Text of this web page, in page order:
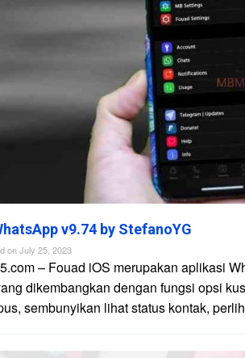
v9.74 by StefanoYG
onJuly 25, 2023
– Fouad iOS merupakan aplikasi
dikembangkan dengan fungsi opsi
sembunyikan lihat status kontak,